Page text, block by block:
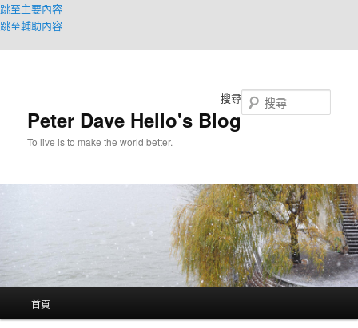
跳至主要內容
跳至輔助內容
Peter Dave Hello's Blog
To live is to make the world better.
搜尋
首頁